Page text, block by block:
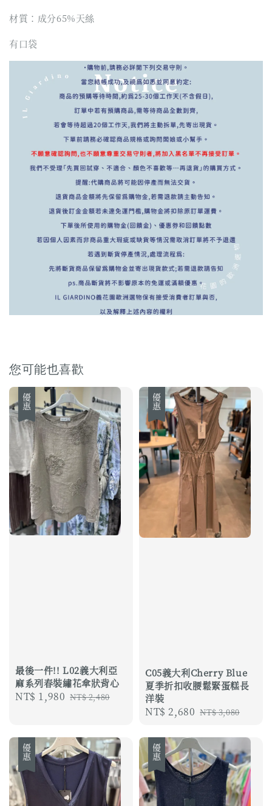
材質：成分65%天絲
有口袋
您可能也喜歡
優惠
最後一件!! L02義大利亞
麻系列春裝繡花傘狀背心
Sale
NT$ 1,980 Regular
NT$ 2,480
優惠
C05義大利Cherry Blue
夏季折扣收腰鬆緊蛋糕長
洋裝
Sale
NT$ 2,680 Regular
NT$ 3,080
優惠 優惠